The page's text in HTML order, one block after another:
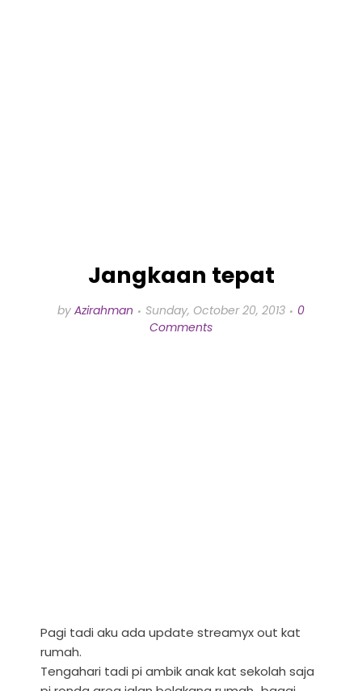
Jangkaan tepat
by Azirahman Sunday, October 20, 2013
0
Comments
Pagi tadi aku ada update streamyx out kat
rumah.
Tengahari tadi pi ambik anak kat sekolah saja